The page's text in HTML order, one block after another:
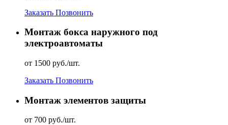
Заказать Позвонить
Монтаж бокса наружного под
электроавтоматы
от 1500 руб./шт.
Заказать Позвонить
Монтаж элементов защиты
от 700 руб./шт.